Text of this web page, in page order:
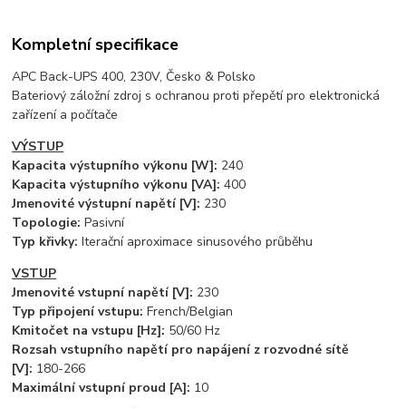
Kompletní specifikace
APC Back-UPS 400, 230V, Česko & Polsko
Bateriový záložní zdroj s ochranou proti přepětí pro elektronická
zařízení a počítače
VÝSTUP
Kapacita výstupního výkonu [W]: 240
Kapacita výstupního výkonu [VA]:400
Jmenovité výstupní napětí [V]: 230
Topologie:Pasivní
Typ křivky:Iterační aproximace sinusového průběhu
VSTUP
Jmenovité vstupní napětí [V]: 230
Typ připojení vstupu:French/Belgian
Kmitočet na vstupu [Hz]: 50/60 Hz
Rozsah vstupního napětí pro napájení z rozvodné sítě
[V]: 180-266
Maximální vstupní proud [A]: 10